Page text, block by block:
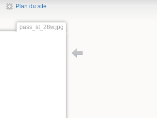
Plan du site
pass_st_28w.jpg